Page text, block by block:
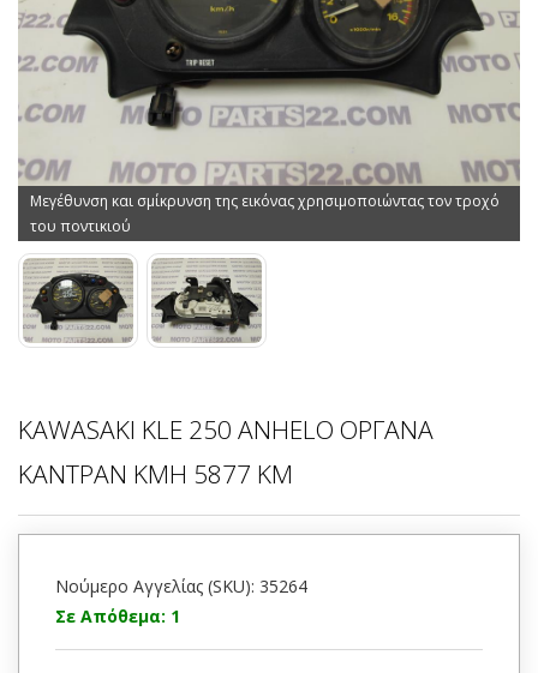
Μεγέθυνση και σμίκρυνση της εικόνας χρησιμοποιώντας τον τροχό
του ποντικιού
KAWASAKI KLE 250 ANHELO ΟΡΓΑΝΑ
ΚΑΝΤΡΑΝ KMH 5877 KM
Νούμερο Αγγελίας (SKU): 35264
Σε Απόθεμα: 1